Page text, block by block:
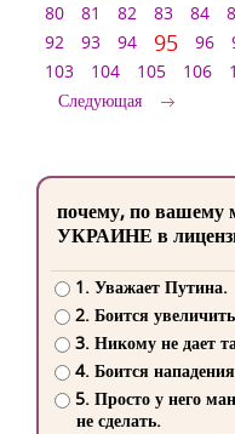
80
81 82 83 84
92
93 94 95 96
103
104 105 106
Следующая
почему, по вашему
УКРАИНЕ в
1. Уважает Путина.
2. Боится
3. Никому не дает
4. Боится
5. Просто у него
не сделать.